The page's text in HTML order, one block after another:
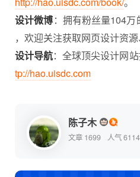
设计微博：拥有粉丝量104
，欢迎关注获取网页设计资源
设计导航：全球顶尖设计网
tp://hao.uisdc.com
陈子木
文章 1699 人气